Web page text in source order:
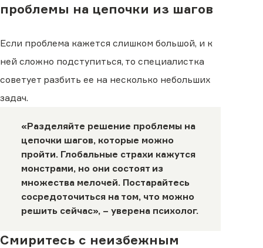
проблемы на цепочки из шагов
Если проблема кажется слишком большой, и к
ней сложно подступиться, то специалистка
советует разбить ее на несколько небольших
задач.
«Разделяйте решение проблемы на
цепочки шагов, которые можно
пройти. Глобальные страхи кажутся
монстрами, но они состоят из
множества мелочей. Постарайтесь
сосредоточиться на том, что можно
решить сейчас», – уверена психолог.
Смиритесь с неизбежным